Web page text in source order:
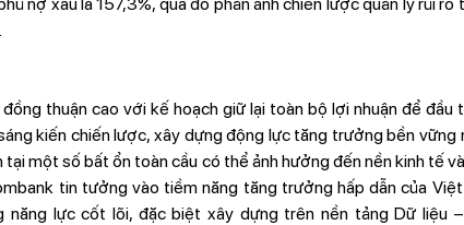
thuận cao với kế hoạch giữ lại toàn bộ lợi nhuận để đầu
kiến chiến lược, xây dựng động lực tăng trưởng bền vững
một số bất ổn toàn cầu có thể ảnh hưởng đến nền kinh tế
tin tưởng vào tiềm năng tăng trưởng hấp dẫn của
năng lực cốt lõi, đặc biệt xây dựng trên nền tảng Dữ liệu